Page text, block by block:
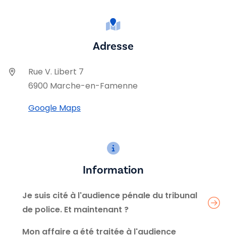
Adresse
Rue V. Libert 7
6900 Marche-en-Famenne
Google Maps
Information
Je suis cité à l'audience pénale du tribunal
de police. Et maintenant ?
Mon affaire a été traitée à l'audience